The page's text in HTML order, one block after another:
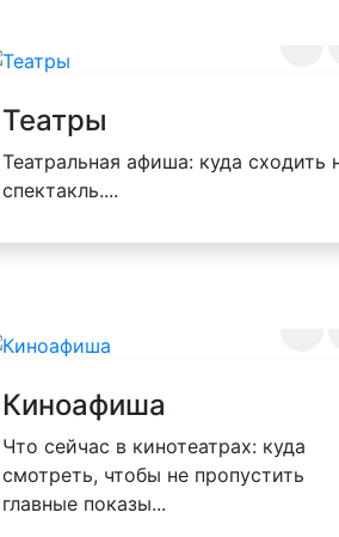
Театры
Театральная афиша: куда сходить
спектакль....
Киноафиша
Что сейчас в кинотеатрах: куда
смотреть, чтобы не пропустить
главные показы...